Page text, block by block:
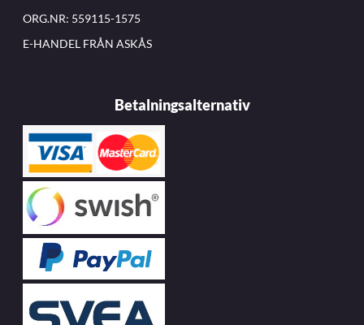
ORG.NR: 559115-1575
E-HANDEL FRÅN ASKÅS
Betalningsalternativ